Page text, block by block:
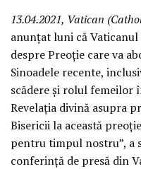
13.04.2021, Vatican
anunțat luni că
despre Preoție care va
Sinoadele recente,
scădere și rolul femeilor
Revelația divină asupra
Bisericii la această
pentru timpul nostru”, a
conferință de presă din